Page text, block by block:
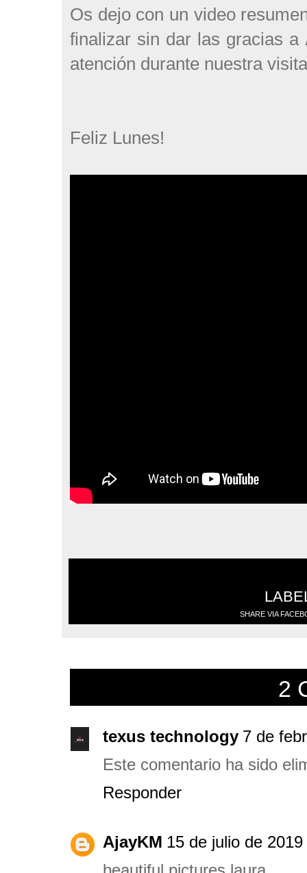
Os dejo con un video
finalizar sin dar las gracias a
atención durante nuestra
Feliz Lunes!
SHARE VIA
2
texus technology 7 de
Este comentario ha sido
Responder
AjayKM 15 de julio de